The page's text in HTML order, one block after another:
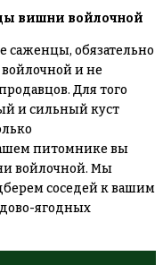
вишни войлочной
обязательно
и не
Для того
и сильный куст
питомнике вы
войлочной. Мы
соседей к вашим
ягодных